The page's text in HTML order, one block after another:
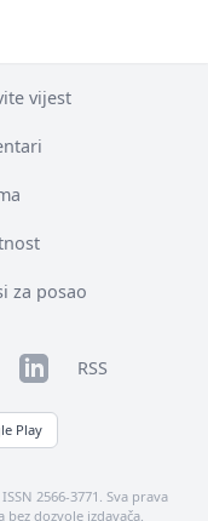
vijest
za posao
LinkedInRSS
Play
2566-3771. Sva prava
dozvole izdavača.